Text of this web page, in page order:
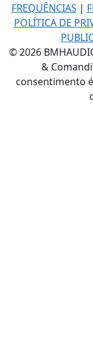
FREQUÊNCIAS |
POLÍTICA DE
© 2026
&
consentimento